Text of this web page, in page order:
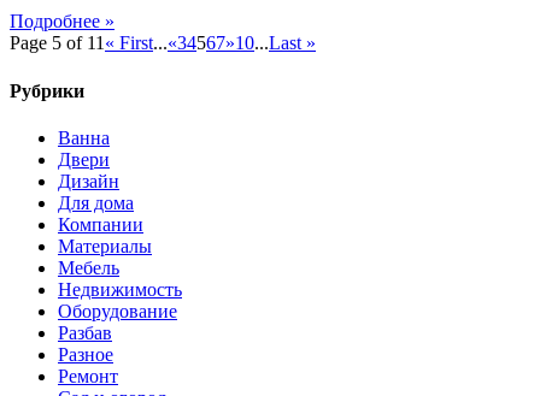
Подробнее »
Page 5 of 11« First...«34567»10...Last »
Рубрики
Ванна
Двери
Дизайн
Для дома
Компании
Материалы
Мебель
Недвижимость
Оборудование
Разбав
Разное
Ремонт